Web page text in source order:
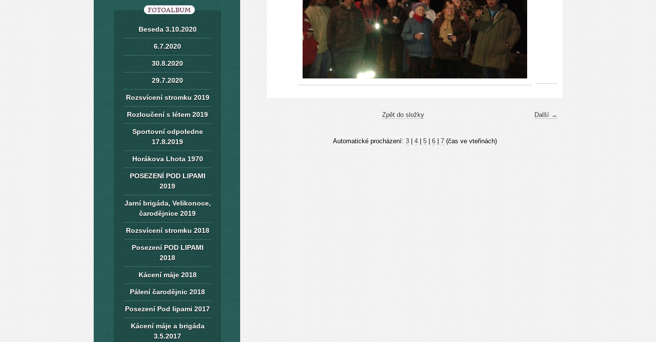
Další →
Zpět do složky
Automatické procházení: 3| 4| 5| 6| 7(čas ve vteřinách)
FOTOALBUM
Beseda 3.10.2020
6.7.2020
30.8.2020
29.7.2020
Rozsvícení stromku 2019
Rozloučení s létem 2019
Sportovní odpoledne
17.8.2019
Horákova Lhota 1970
POSEZENÍ POD LIPAMI
2019
Jarní brigáda, Velikonoce,
čarodějnice 2019
Rozsvícení stromku 2018
Posezení POD LIPAMI
2018
Kácení máje 2018
Pálení čarodějnic 2018
Posezení Pod lipami 2017
Kácení máje a brigáda
3.5.2017